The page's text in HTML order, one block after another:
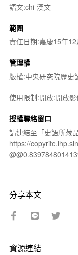
語文:chi-漢文
範圍
責任日期:嘉慶15年12
管理權
版權:中央研究院歷史
使用限制:開放:開放
授權聯絡窗口
請連結至「史語所藏
https://
分享本文
資源連結